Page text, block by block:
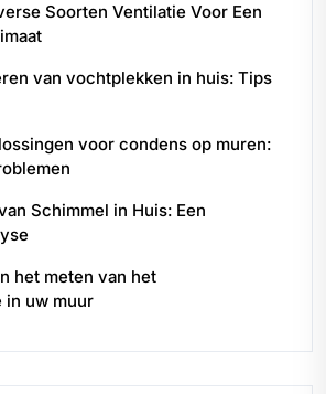
Soorten Ventilatie Voor Een
van vochtplekken in huis: Tips
voor condens op muren:
Schimmel in Huis: Een
het meten van het
uw muur